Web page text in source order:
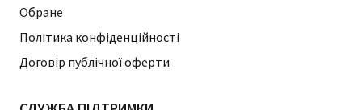
Обране
Політика конфіденційності
Договір публічної оферти